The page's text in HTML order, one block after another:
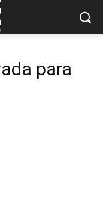
para